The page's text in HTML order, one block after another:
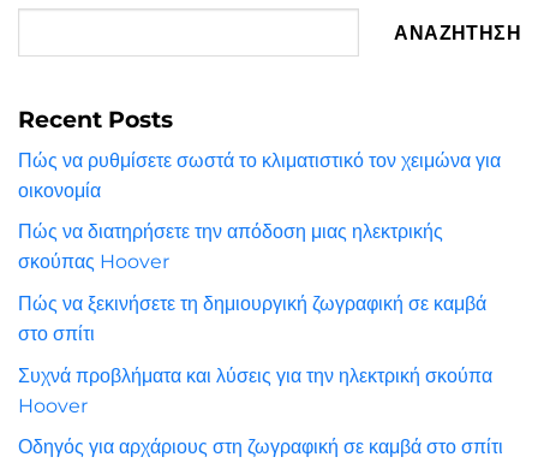
ΑΝΑΖΉΤΗΣΗ
Recent Posts
Πώς να ρυθμίσετε σωστά το κλιματιστικό τον χειμώνα για
οικονομία
Πώς να διατηρήσετε την απόδοση μιας ηλεκτρικής
σκούπας Hoover
Πώς να ξεκινήσετε τη δημιουργική ζωγραφική σε καμβά
στο σπίτι
Συχνά προβλήματα και λύσεις για την ηλεκτρική σκούπα
Hoover
Οδηγός για αρχάριους στη ζωγραφική σε καμβά στο σπίτι